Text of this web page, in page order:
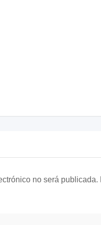
no será publicada.